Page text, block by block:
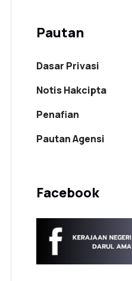
Pautan
Dasar Privasi
Notis Hakcipta
Penafian
Pautan Agensi
Facebook